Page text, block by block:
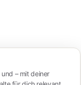
– mit deiner